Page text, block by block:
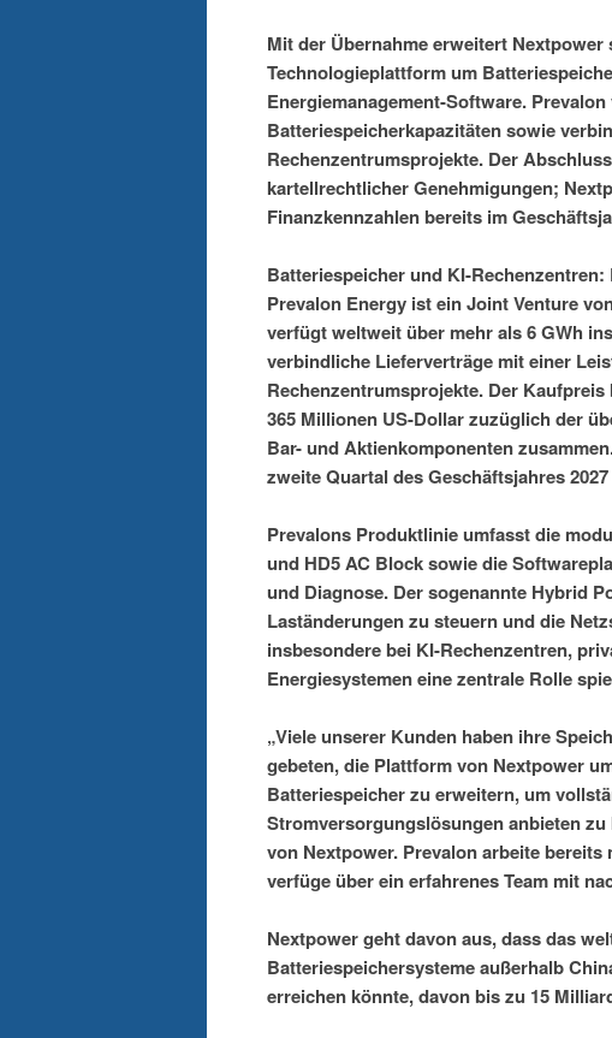
Mit der Übernahme erweitert
Technologieplattform um
Energiemanagement-Software.
Batteriespeicherkapazitäten sowie
Rechenzentrumsprojekte. Der
kartellrechtlicher Genehmigungen;
Finanzkennzahlen bereits im
Batteriespeicher und KI-
Prevalon Energy ist ein Joint Venture
verfügt weltweit über mehr als 6 GWh
verbindliche Lieferverträge mit einer
Rechenzentrumsprojekte. Der
365 Millionen US-Dollar zuzüglich der
Bar- und Aktienkomponenten
zweite Quartal des Geschäftsjahres
Prevalons Produktlinie umfasst die
und HD5 AC Block sowie die
und Diagnose. Der sogenannte Hybrid
Laständerungen zu steuern und die
insbesondere bei KI-Rechenzentren,
Energiesystemen eine zentrale Rolle
„Viele unserer Kunden haben ihre
gebeten, die Plattform von Nextpower
Batteriespeicher zu erweitern, um
Stromversorgungslösungen anbieten
von Nextpower. Prevalon arbeite
verfüge über ein erfahrenes Team mit
Nextpower geht davon aus, dass das
Batteriespeichersysteme außerhalb
erreichen könnte, davon bis zu 15